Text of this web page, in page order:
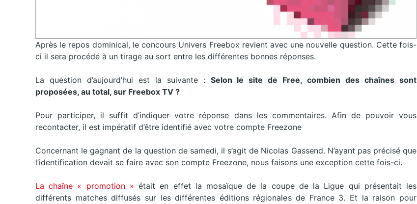
Après le repos dominical, le concours Univers Freebox revient avec une nouvelle question. Cette fois-
ci il sera procédé à un tirage au sort entre les différentes bonnes réponses.
La question d’aujourd’hui est la suivante : Selon le site de Free, combien des chaînes sont
proposées, au total, sur Freebox TV ?
Pour participer, il suffit d’indiquer votre réponse dans les commentaires. Afin de pouvoir vous
recontacter, il est impératif d’être identifié avec votre compte Freezone
Concernant le gagnant de la question de samedi, il s’agit de Nicolas Gassend. N’ayant pas précisé que
l’identification devait se faire avec son compte Freezone, nous faisons une exception cette fois-ci.
La chaîne « promotion » était en effet la mosaïque de la coupe de la Ligue qui présentait les
différents matches diffusés sur les différentes éditions régionales de France 3. Et la raison pour